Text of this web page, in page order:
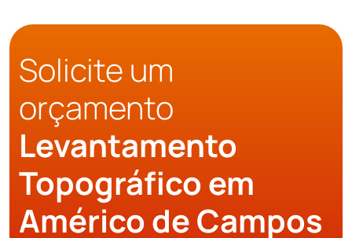
Solicite um
orçamento
Levantamento
Topográfico em
Américo de Campos